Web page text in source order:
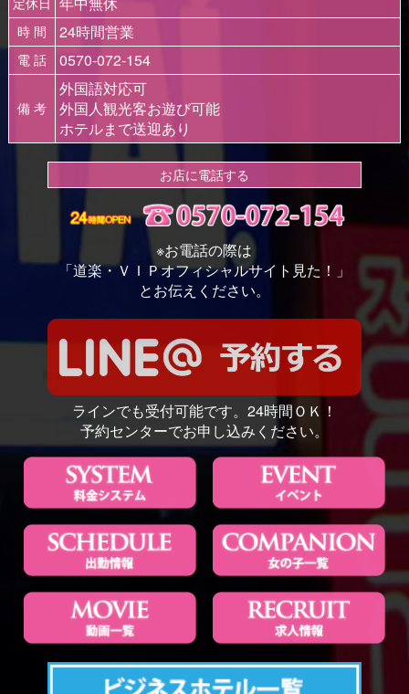
時 間 24時間営業
電 話 0570-072-154
備 考
外国語対応可
外国人観光客お遊び可能
ホテルまで送迎あり
お店に電話する
※お電話の際は
「道楽・ＶＩＰオフィシャルサイト見た！」
とお伝えください。
ラインでも受付可能です。24時間ＯＫ！
予約センターでお申し込みください。